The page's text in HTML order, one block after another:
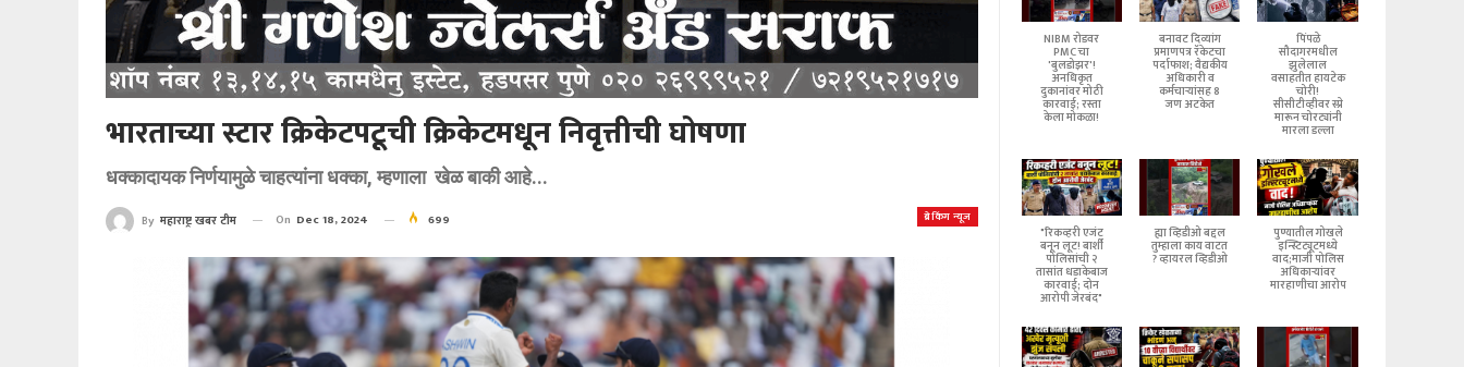
भारताच्या स्टार क्रिकेटपटूची क्रिकेटमधून निवृत्तीची घोषणा
धक्कादायक निर्णयामुळे चाहत्यांना धक्का, म्हणाला खेळ बाकी आहे...
ब्रेकिंग न्यूज
By महाराष्ट्र खबर टीम On Dec 18, 2024 699
NIBM रोडवर
PMC चा
'बुलडोझर'!
अनधिकृत
दुकानांवर मोठी
कारवाई; रस्ता
केला मोकळा!
बनावट दिव्यांग
प्रमाणपत्र रॅकेटचा
पर्दाफाश; वैद्यकीय
अधिकारी व
कर्मचाऱ्यांसह 8
जण अटकेत
पिंपळे
सौदागरमधील
झुलेलाल
वसाहतीत हायटेक
चोरी!
सीसीटीव्हीवर स्प्रे
मारून चोरट्यांनी
मारला डल्ला
"रिकव्हरी एजंट
बनून लूट! बार्शी
पोलिसांची २
तासांत धडाकेबाज
कारवाई; दोन
आरोपी जेरबंद"
ह्या व्हिडीओ बद्दल
तुम्हाला काय वाटत
? व्हायरल व्हिडीओ
पुण्यातील गोखले
इन्स्टिट्यूटमध्ये
वाद;माजी पोलिस
अधिकाऱ्यांवर
मारहाणीचा आरोप